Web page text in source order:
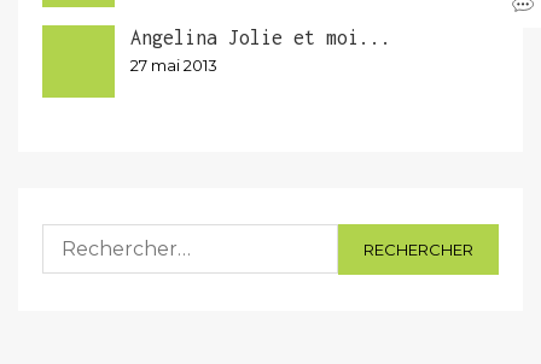
Angelina Jolie et moi...
27 mai 2013
Rechercher :